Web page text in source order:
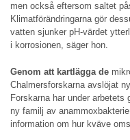
men också eftersom saltet
Klimatförändringarna gör
vatten sjunker pH-värdet
i korrosionen, säger hon.
Genom att kartlägga de
Chalmersforskarna avslöjat
Forskarna har under arbetets
ny familj av
information om hur kväve